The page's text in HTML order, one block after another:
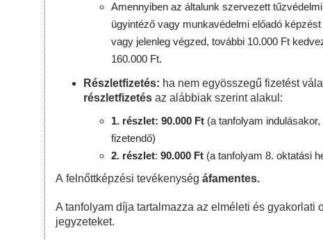
Amennyiben az általunk szervezett
ügyintéző vagy munkavédelmi előadó
vagy jelenleg végzed, további 10.000 Ft
160.000 Ft.
Részletfizetés: ha nem egyösszegű fizetést
részletfizetés az alábbiak szerint alakul:
1. részlet: 90.000 Ft (a tanfolyam
fizetendő)
2. részlet: 90.000 Ft (a tanfolyam 8. oktatási
A felnőttképzési tevékenység áfamentes.
A tanfolyam díja tartalmazza az elméleti és gyakorlati
jegyzeteket.